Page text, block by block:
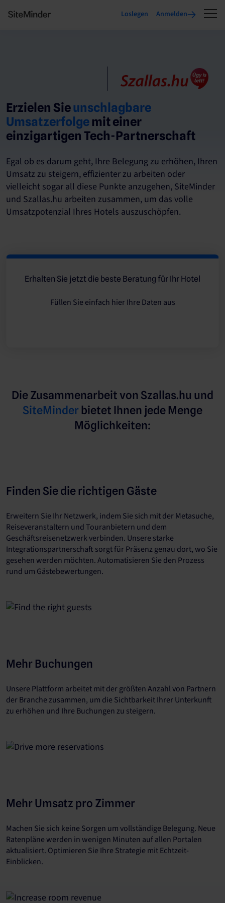
Loslegen Anmelden
Erzielen Sieunschlagbare
Umsatzerfolgemit einer
einzigartigen Tech-Partnerschaft
Egal ob es darum geht, Ihre Belegung zu erhöhen, Ihren
Umsatz zu steigern, effizienter zu arbeiten oder
vielleicht sogar all diese Punkte anzugehen, SiteMinder
und Szallas.hu arbeiten zusammen, um das volle
Umsatzpotenzial Ihres Hotels auszuschöpfen.
Erhalten Sie jetzt die beste Beratung für Ihr Hotel
Füllen Sie einfach hier Ihre Daten aus
Die Zusammenarbeit von Szallas.hu und
SiteMinder bietet Ihnen jede Menge
Möglichkeiten:
Finden Sie die richtigen Gäste
Erweitern Sie Ihr Netzwerk, indem Sie sich mit der Metasuche,
Reiseveranstaltern und Touranbietern und dem
Geschäftsreisenetzwerk verbinden. Unsere starke
Integrationspartnerschaft sorgt für Präsenz genau dort, wo Sie
gesehen werden möchten. Automatisieren Sie den Prozess
rund um Gästebewertungen.
Mehr Buchungen
Unsere Plattform arbeitet mit der größten Anzahl von Partnern
der Branche zusammen, um die Sichtbarkeit Ihrer Unterkunft
zu erhöhen und Ihre Buchungen zu steigern.
Mehr Umsatz pro Zimmer
Machen Sie sich keine Sorgen um vollständige Belegung. Neue
Ratenpläne werden in wenigen Minuten auf allen Portalen
aktualisiert. Optimieren Sie Ihre Strategie mit Echtzeit-
Einblicken.